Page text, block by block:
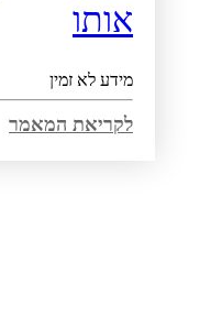
מידע לא זמין
לקריאת המאמר